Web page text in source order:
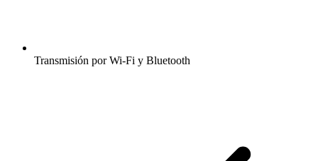
Transmisión por Wi-Fi y Bluetooth